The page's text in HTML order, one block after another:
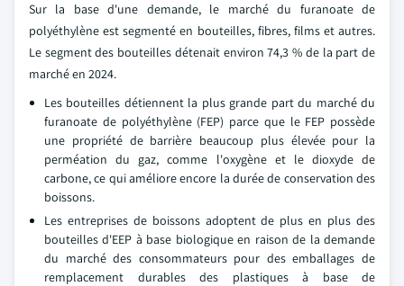
Sur la base d'une demande, le marché du furanoate de
polyéthylène est segmenté en bouteilles, fibres, films et autres.
Le segment des bouteilles détenait environ 74,3 % de la part de
marché en 2024.
Les bouteilles détiennent la plus grande part du marché du
furanoate de polyéthylène (FEP) parce que le FEP possède
une propriété de barrière beaucoup plus élevée pour la
perméation du gaz, comme l'oxygène et le dioxyde de
carbone, ce qui améliore encore la durée de conservation des
boissons.
Les entreprises de boissons adoptent de plus en plus des
bouteilles d'EEP à base biologique en raison de la demande
du marché des consommateurs pour des emballages de
remplacement durables des plastiques à base de